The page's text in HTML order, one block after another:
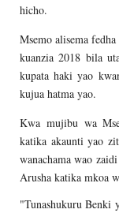
hicho.
Msemo alisema
kuanzia 2018 bila
kupata haki yao
kujua hatma yao.
Kwa mujibu wa
katika akaunti yao
wanachama wao
Arusha katika mkoa
"Tunashukuru Benki